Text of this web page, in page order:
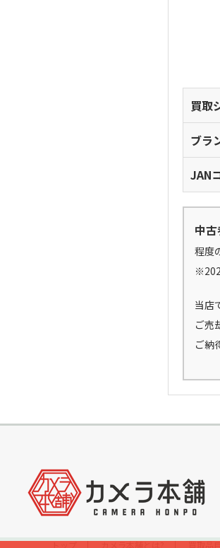
買取
ブラ
JAN
中
程度
当店
ご売
ご納
トップ カメラ本舗とは? 買取品